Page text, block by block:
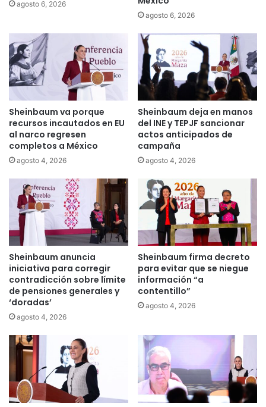
agosto 6, 2026
agosto 6, 2026
Sheinbaum va porque
recursos incautados en EU
al narco regresen
completos a México
agosto 4, 2026
Sheinbaum deja en manos
del INE y TEPJF sancionar
actos anticipados de
campaña
agosto 4, 2026
Sheinbaum anuncia
iniciativa para corregir
contradicción sobre límite
de pensiones generales y
‘doradas’
agosto 4, 2026
Sheinbaum firma decreto
para evitar que se niegue
información “a
contentillo”
agosto 4, 2026